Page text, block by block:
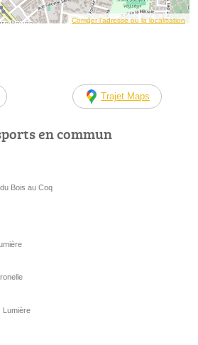
Corriger l’adresse ou la localisation
Trajet Maps
en commun
Bois au Coq
Lumière